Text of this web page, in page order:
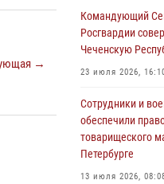
→
краеведения
Республики
09 августа 2026,
«Каникулы с
09 августа 2026,
Росгвардейцы
занятие для
Командующий
Росгвардии
Чеченскую
23 июля 2026,
Сотрудники и
обеспечили
товарищеского
Петербурге
13 июля 2026,